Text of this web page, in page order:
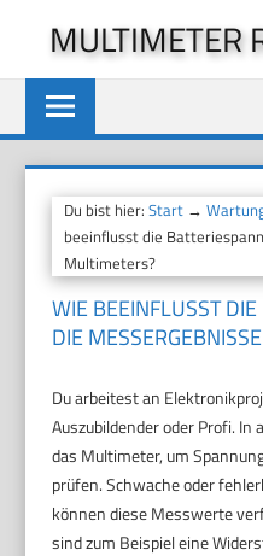
springen
MULTIMETER
Du bist hier:Start →
beeinflusst die
Multimeters?
WIE BEEINFLUSST
DIE
Du arbeitest an
Auszubildender oder Profi. In
das Multimeter, um
prüfen. Schwache oder
können diese Messwerte
sind zum Beispiel eine